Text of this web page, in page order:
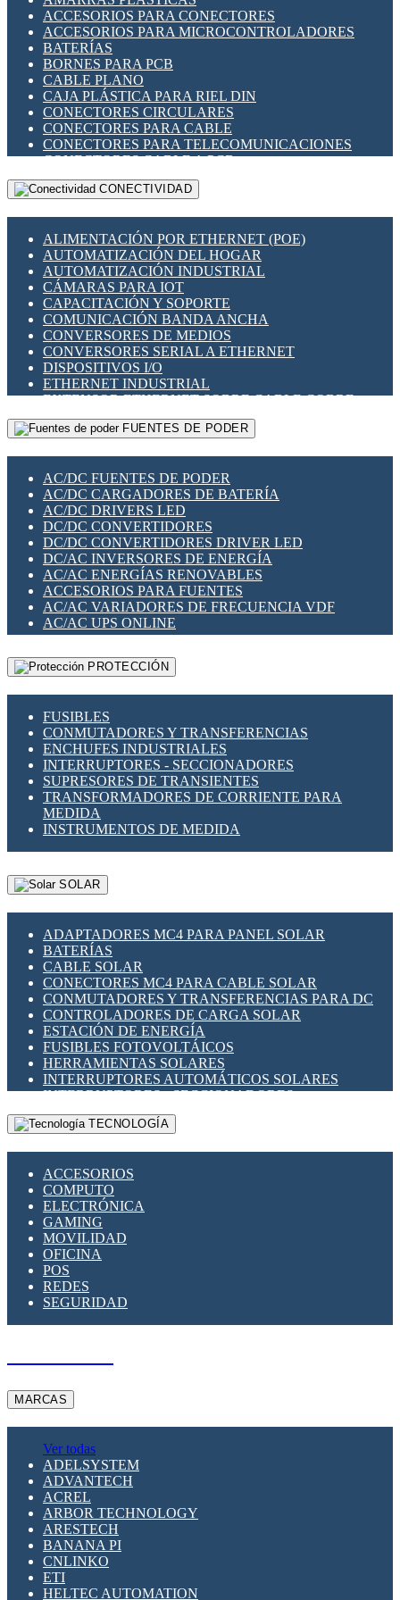
INDICADORES PARA PANEL
INTERFACES DE RELÉ
INTERRUPTORES FIN DE CARRERA
LLAVES CONMUTADORAS
MEDIDORES DE ENERGÍA Y TC'S DE CORRIENTE
MOTORES PASO A PASO
PANTALLAS HMI
PLC -CONTROLADORES LÓGICO PROGRAMABLES
PROGRAMADORES DE HORARIO
RELÉS DE PROTECCIÓN
SENSORES CAPACITIVOS
SENSORES INDUCTIVOS
TEMPORIZADORES
VARIACS
VARIADORES DE FRECUENCIA [VDF]
SECCIONADORES - INTERRUPTORES
MAQUINARIA
ACCESORIOS PARA CONECTORES
ACCESORIOS PARA MICROCONTROLADORES
BATERÍAS
BORNES PARA PCB
CABLE PLANO
CAJA PLÁSTICA PARA RIEL DIN
CONECTORES CIRCULARES
CONECTORES PARA CABLE
CONECTORES PARA TELECOMUNICACIONES
CONECTORES CABLE A PCB
CONECTORES PCB A CABLE
DIP SWITCHES
HERRAMIENTAS VARIAS
ILUMINACIÓN LED
INTERRUPTORES REED
INTERFACES DE RELÉ
OTROS RELÉS
PROTECCIÓN TÉRMICA
RELÉS AUTOMOTRICES
RELÉS DE SEÑAL
RELÉS DE ESTADO SÓLIDO SSR
RELÉS INDUSTRIALES
RELÉS MINIATURA DE POTENCIA
SENSORES MAGNÉTICOS
SWITCH Y MICROSWITCH
TARJETAS PI
UNIÓN Y DERIVACIÓN DE CABLE
CONECTIVIDAD
ALIMENTACIÓN POR ETHERNET (POE)
AUTOMATIZACIÓN DEL HOGAR
AUTOMATIZACIÓN INDUSTRIAL
CÁMARAS PARA IOT
CAPACITACIÓN Y SOPORTE
COMUNICACIÓN BANDA ANCHA
CONVERSORES DE MEDIOS
CONVERSORES SERIAL A ETHERNET
DISPOSITIVOS I/O
ETHERNET INDUSTRIAL
EXTENSOR ETHERNET SOBRE CABLE COBRE
GATEWAY LORAWAN
GESTIÓN DE REDES
PLACAS MODULARES IOT
SWITCHES Y REDES WIFI
SOLUCIONES IOT
SOLUCIONES LORAWAN
SOLUCIONES RED CELULAR
SEGURIDAD PARA REDES
SWITCHES LAN
TELEFONÍA IP (VOIP)
VIGILANCIA IP (CCTV)
MESHTASTIC
FUENTES DE PODER
AC/DC FUENTES DE PODER
AC/DC CARGADORES DE BATERÍA
AC/DC DRIVERS LED
DC/DC CONVERTIDORES
DC/DC CONVERTIDORES DRIVER LED
DC/AC INVERSORES DE ENERGÍA
AC/AC ENERGÍAS RENOVABLES
ACCESORIOS PARA FUENTES
AC/AC VARIADORES DE FRECUENCIA VDF
AC/AC UPS ONLINE
PROTECCIÓN
FUSIBLES
CONMUTADORES Y TRANSFERENCIAS
ENCHUFES INDUSTRIALES
INTERRUPTORES - SECCIONADORES
SUPRESORES DE TRANSIENTES
TRANSFORMADORES DE CORRIENTE PARA
MEDIDA
INSTRUMENTOS DE MEDIDA
SOLAR
ADAPTADORES MC4 PARA PANEL SOLAR
BATERÍAS
CABLE SOLAR
CONECTORES MC4 PARA CABLE SOLAR
CONMUTADORES Y TRANSFERENCIAS PARA DC
CONTROLADORES DE CARGA SOLAR
ESTACIÓN DE ENERGÍA
FUSIBLES FOTOVOLTÁICOS
HERRAMIENTAS SOLARES
INTERRUPTORES AUTOMÁTICOS SOLARES
INTERRUPTORES - SECCIONADORES
FOTOVOLTÁICOS
MONTAJE PANEL SOLAR
SUPRESOR DE TRANSIENTES SPDS PARA
APLICACIONES FOTOVOLTAICAS
TECNOLOGÍA
ACCESORIOS
COMPUTO
ELECTRÓNICA
GAMING
MOVILIDAD
OFICINA
POS
REDES
SEGURIDAD
MARCAS
Ver todas
ADELSYSTEM
ADVANTECH
ACREL
ARBOR TECHNOLOGY
ARESTECH
BANANA PI
CNLINKO
ETI
HELTEC AUTOMATION